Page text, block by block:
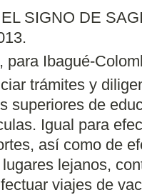
SIGNO DE
para Ibagué-
trámites y
superiores de
Igual para
así como de
lejanos,
viajes de